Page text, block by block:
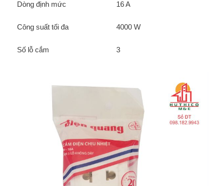
Dòng định mức 16 A
Công suất tối đa 4000 W
Số lỗ cắm 3